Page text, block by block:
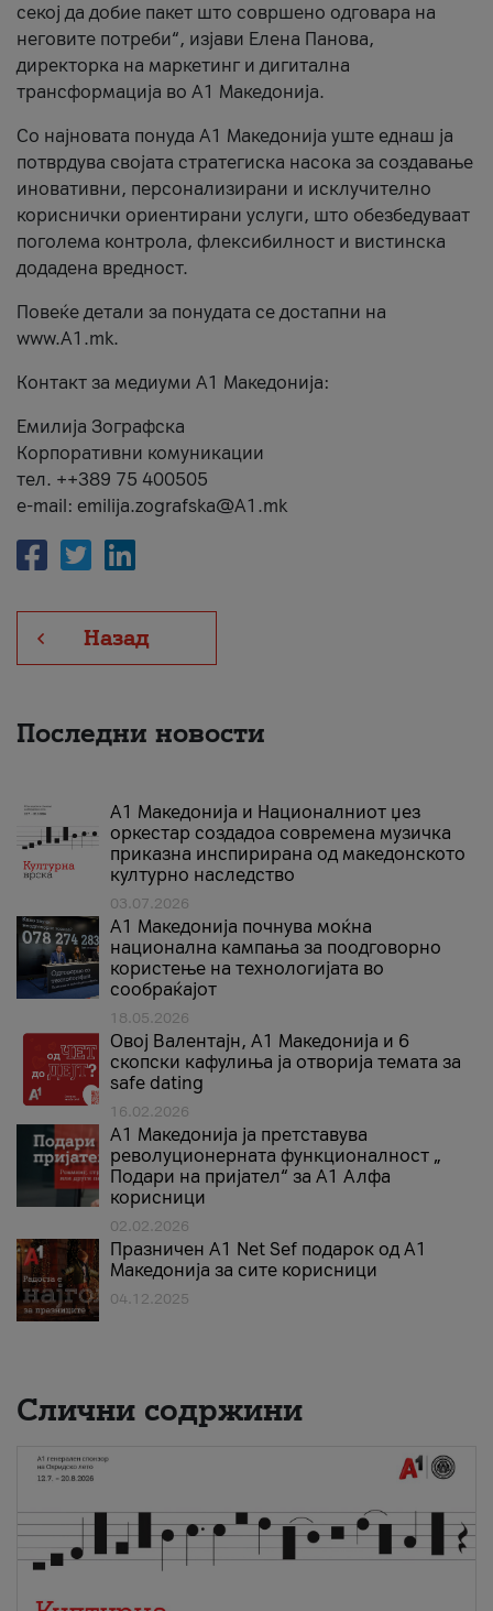
секој да добие пакет што совршено одговара на
неговите потреби“, изјави Елена Панова,
директорка на маркетинг и дигитална
трансформација во А1 Македонија.
Со најновата понуда А1 Македонија уште еднаш ја
потврдува својата стратегиска насока за создавање
иновативни, персонализирани и исклучително
кориснички ориентирани услуги, што обезбедуваат
поголема контрола, флексибилност и вистинска
додадена вредност.
Повеќе детали за понудата се достапни на
www.А1.mk.
Контакт за медиуми А1 Македонија:
Емилија Зографска
Корпоративни комуникации
тел. ++389 75 400505
e-mail: emilija.zografska@A1.mk
Назад
Последни новости
А1 Македонија и Националниот џез
оркестар создадоа современа музичка
приказна инспирирана од македонското
културно наследство
03.07.2026
A1 Македонија почнува моќна
национална кампања за поодговорно
користење на технологијата во
сообраќајот
18.05.2026
Овој Валентајн, A1 Македонија и 6
скопски кафулиња ја отворија темата за
safe dating
16.02.2026
А1 Македонија ја претставува
револуционерната функционалност „
Подари на пријател“ за А1 Алфа
корисници
02.02.2026
Празничен A1 Net Sеf подарок од А1
Македонија за сите корисници
04.12.2025
Слични содржини